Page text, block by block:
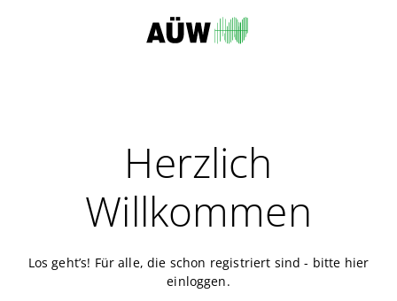
Herzlich
Willkommen
Los geht’s! Für alle, die schon registriert sind - bitte hier
einloggen.